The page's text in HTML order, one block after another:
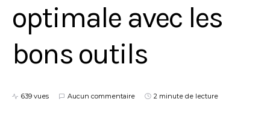
optimale avec les
bons outils
639 vues Aucun commentaire 2 minute de lecture